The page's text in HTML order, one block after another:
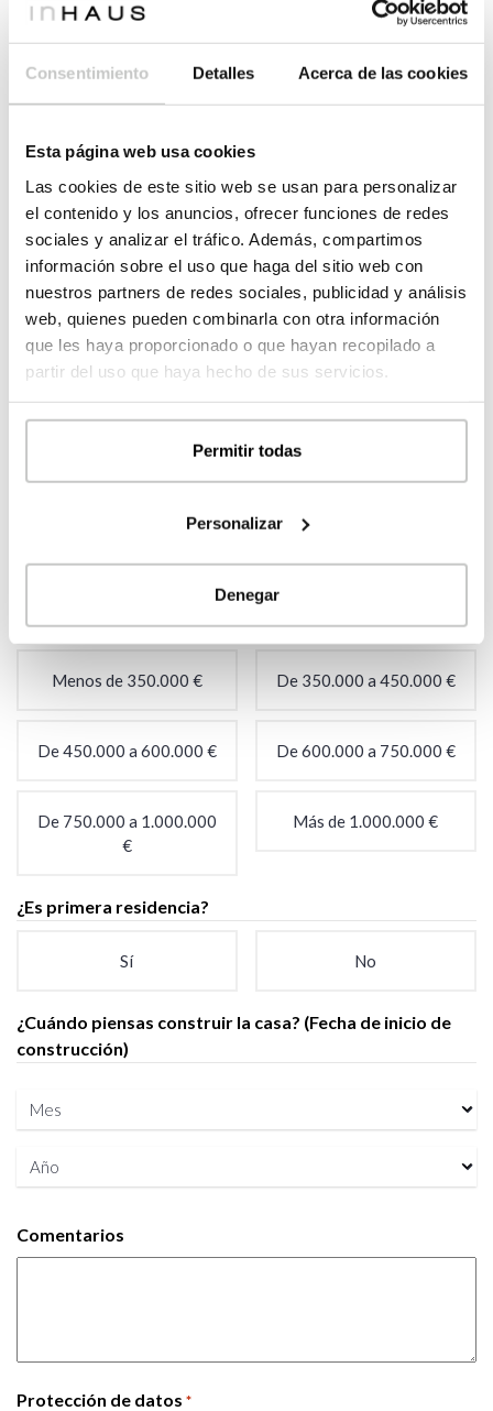
Consentimiento Detalles Acerca de las cookies
Esta página web usa cookies
Las cookies de este sitio web se usan para personalizar
el contenido y los anuncios, ofrecer funciones de redes
sociales y analizar el tráfico. Además, compartimos
información sobre el uso que haga del sitio web con
nuestros partners de redes sociales, publicidad y análisis
web, quienes pueden combinarla con otra información
que les haya proporcionado o que hayan recopilado a
partir del uso que haya hecho de sus servicios.
Permitir todas
Personalizar
Denegar
Dormitorios *
Plantas
1 2
3 Más de 3
¿Tienes ya el terrero? *
terreno
terreno
¿Tienes un presupuesto aproximado? *
Menos de 350.000 € De 350.000 a 450.000 €
De 450.000 a 600.000 € De 600.000 a 750.000 €
De 750.000 a 1.000.000
€
Más de 1.000.000 €
¿Es primera residencia?
Sí No
¿Cuándo piensas construir la casa? (Fecha de inicio de
construcción)
Mes
Año
Comentarios
Protección de datos *